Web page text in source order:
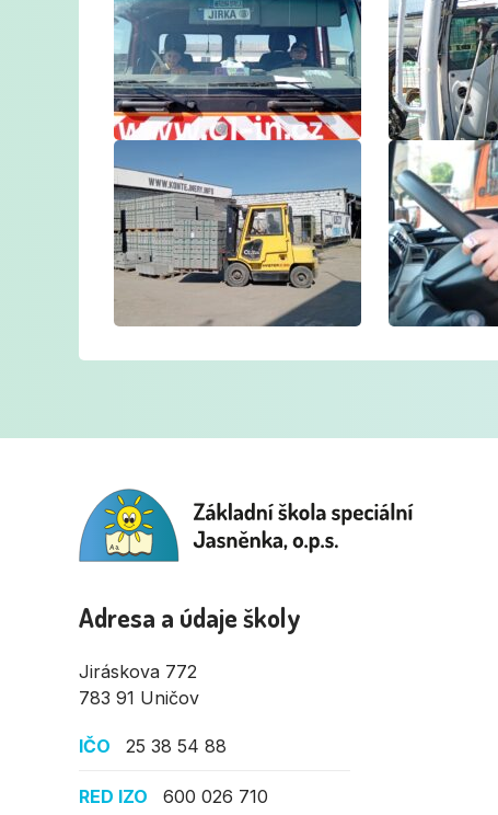
Adresa a údaje školy
Jiráskova 772
783 91 Uničov
IČO 25 38 54 88
RED IZO 600 026 710